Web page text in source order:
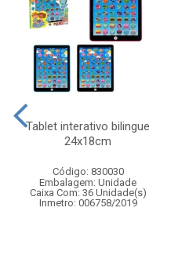
Tablet interativo bilingue
24x18cm
Código: 830030
Embalagem: Unidade
Caixa Com: 36 Unidade(s)
Inmetro: 006758/2019